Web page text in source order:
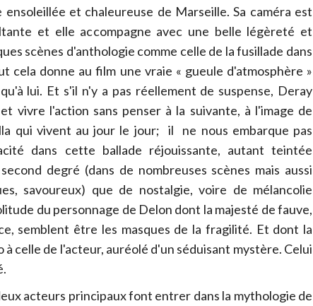
ensoleillée et chaleureuse de Marseille. Sa caméra est
et elle accompagne avec une belle légèreté et
scènes d'anthologie comme celle de la fusillade dans
cela donne au film une vraie « gueule d'atmosphère »
lui. Et s'il n'y a pas réellement de suspense, Deray
vivre l'action sans penser à la suivante, à l'image de
qui vivent au jour le jour; il ne nous embarque pas
dans cette ballade réjouissante, autant teintée
degré (dans de nombreuses scènes mais aussi
savoureux) que de nostalgie, voire de mélancolie
du personnage de Delon dont la majesté de fauve,
semblent être les masques de la fragilité. Et dont la
celle de l'acteur, auréolé d'un séduisant mystère. Celui
acteurs principaux font entrer dans la mythologie de